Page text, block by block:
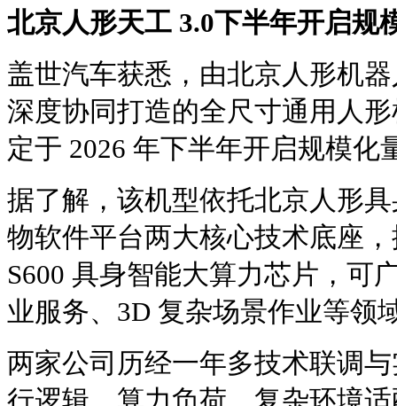
北京人形天工 3.0下半年开启规
盖世汽车获悉，由北京人形机
深度协同打造的全尺寸通用人
定于 2026 年下半年开启规模化
据了解，该机型依托北京人形
物软件平台两大核心技术底座
S600 具身智能大算力芯片，可
业服务、3D 复杂场景作业等领
两家公司历经一年多技术联调